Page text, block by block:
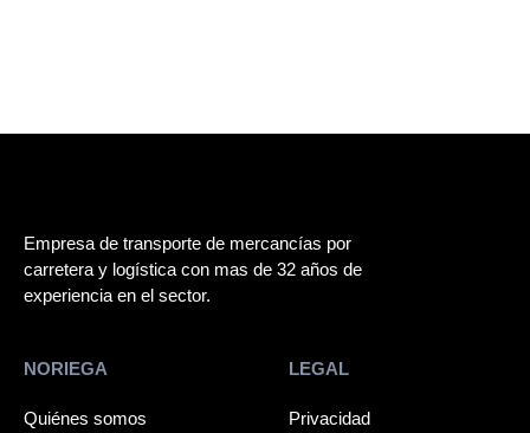
Empresa de transporte de mercancías por
carretera y logística con mas de 32 años de
experiencia en el sector.
NORIEGA
Quiénes somos
LEGAL
Privacidad